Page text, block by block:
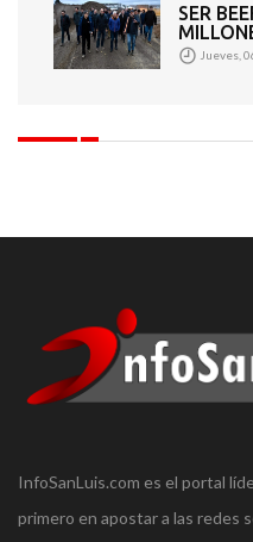
SER
Jueves,
InfoSanLuis.com es el portal
primero en apostar a las redes